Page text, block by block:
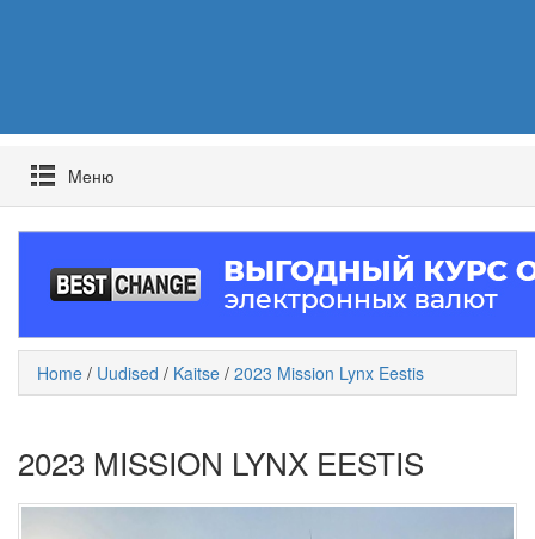
Mеню
Home / Uudised / Kaitse / 2023 Mission Lynx Eestis
2023 MISSION LYNX EESTIS